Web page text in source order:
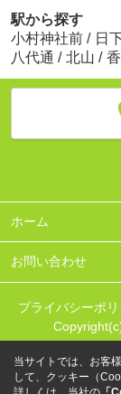
駅から探す
小村神社前 / 日
八代通 / 北山 /
ホーム
お問い合わせ
プライバシーポ
当サイトでは、お客
して、クッキー（